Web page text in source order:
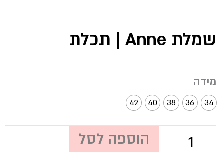
שמלת Anne | תכלת
מידה
34
36
38
40
42
של
שמלת
Anne
תכלת
הוספה לסל